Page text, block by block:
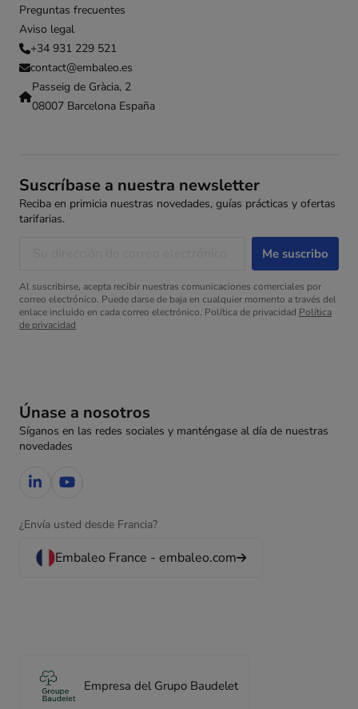
Preguntas frecuentes
Aviso legal
+34 931 229 521
contact@embaleo.es
Passeig de Gràcia, 2
08007 Barcelona España
Únase a nosotros
Síganos en las redes sociales y manténgase al día de nuestras
novedades
¿Envía usted desde Francia?
Embaleo France - embaleo.com
Empresa del Grupo Baudelet
Suscríbase a nuestra newsletter
Reciba en primicia nuestras novedades, guías prácticas y ofertas
tarifarias.
Al suscribirse, acepta recibir nuestras comunicaciones comerciales por
correo electrónico. Puede darse de baja en cualquier momento a través del
enlace incluido en cada correo electrónico. Política de privacidad Política
de privacidad